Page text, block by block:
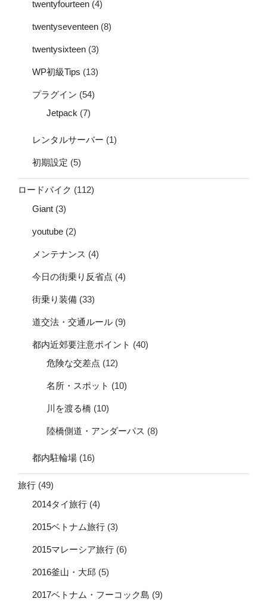
twentyfourteen (4)
twentyseventeen (8)
twentysixteen (3)
WP初級Tips (13)
プラグイン (54)
Jetpack (7)
レンタルサーバー (1)
初期設定 (5)
ロードバイク (112)
Giant (3)
youtube (2)
メンテナンス (4)
今日の街乗り反省点 (4)
街乗り装備 (33)
道交法・交通ルール (9)
都内近郊要注意ポイント (40)
危険な交差点 (12)
名所・スポット (10)
川を渡る橋 (10)
陸橋側道・アンダーパス (8)
都内駐輪場 (16)
旅行 (49)
2014タイ旅行 (4)
2015ベトナム旅行 (3)
2015マレーシア旅行 (6)
2016釜山・大邱 (5)
2017ベトナム・フーコック島 (9)